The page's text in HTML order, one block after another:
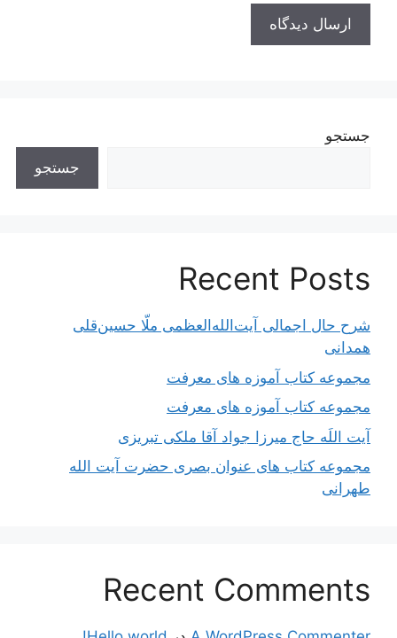
جستجو
جستجو
Recent Posts
شرح حال اجمالی آیت‌الله‌العظمی ملّا حسین‌قلی
همدانی
مجموعه کتاب آموزه های معرفت
مجموعه کتاب آموزه های معرفت
آیت اللَه حاج میرزا جواد آقا ملکی تبریزی
مجموعه کتاب های عنوان بصری حضرت آیت الله
طهرانی
Recent Comments